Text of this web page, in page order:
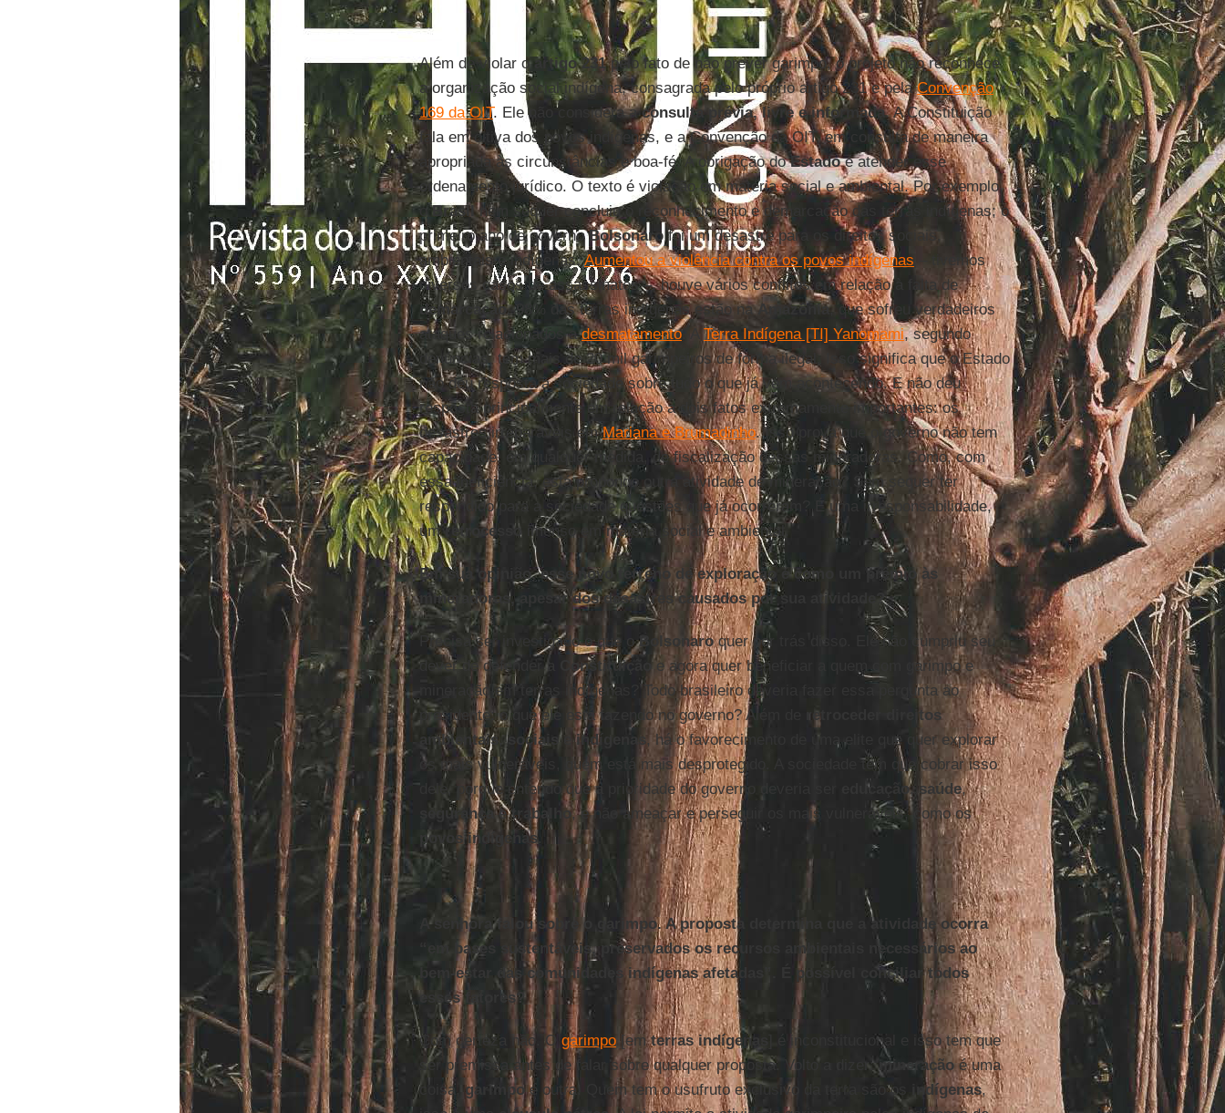
Além de violar oartigo 231pelo fato de não prever garimpo, o projeto não reconhece
a organização social indígena, consagrada pelo próprio artigo 231 e pelaConvenção
169 da OIT. Ele não considera aconsulta prévia, livre e informada. A Constituição
fala em oitiva dos povos indígenas, e a Convenção da OIT, em consulta de maneira
apropriada às circunstâncias e boa-fé. A obrigação doEstadoé atender esse
ordenamento jurídico. O texto é violação em matéria social e ambiental. Por exemplo,
oBrasilnem sequer concluiu o reconhecimento e demarcação das terras indígenas; o
primeiro ano de governoBolsonarofoi um desastre para os direitos sociais,
ambientais e indígenas.Aumentou a violência contra os povos indígenas – tivemos
diversos casos de assassinatos –, houve vários conflitos em relação à falta de
demarcação. 98% das terras indígenas estão naAmazônia, que sofreu verdadeiros
ataques relacionados adesmatamento. A Terra Indígena [TI] Yanomami, segundo
denúncias, tem mais de 20 mil garimpeiros de forma ilegal. Isso significa que o Estado
não deu resposta à sociedade sobre tudo o que já vem acontecendo. E não deu
resposta principalmente em relação a dois fatos extremamente importantes: os
desastres irreparáveis emMariana e Brumadinho. Isso prova que o governo não tem
capacidade, em qualquer medida, de fiscalização dessas mineradoras. Como, com
essa ineficiência, está propondo outra atividade de mineração? Sem sequer ter
respondido para a sociedade questões que já ocorreram? É uma irresponsabilidade,
umretrocesso imenso em matéria social e ambiental.
Em sua opinião, esse novo terreno de exploração é como um prêmio às
mineradoras, apesar dos desastres causados por sua atividade?
Precisa ser investigado o que oBolsonaroquer por trás disso. Ele não cumpriu seu
dever de defender a
Constituição
e agora quer beneficiar a quem com garimpo e
mineração em terras indígenas? Todo brasileiro deveria fazer essa pergunta ao
presidente: o que ele está fazendo no governo? Além de
retroceder direitos
ambientais ,sociaiseindígenas, há o favorecimento de uma elite que quer explorar
os mais vulneráveis, quem está mais desprotegido. A sociedade tem que cobrar isso
dele, porque entendo que a prioridade do governo deveria ser
educação, saúde,
segurançaetrabalho, e não ameaçar e perseguir os mais vulneráveis, como os
povos indígenas.
A senhora falou sobre o garimpo. A proposta determina que a atividade ocorra
“em bases sustentáveis, preservados os recursos ambientais necessários ao
bem-estar das comunidades indígenas afetadas”. É possível conciliar todos
esses fatores?
Com certeza não. O garimpo[emterras indígenas
] é inconstitucional e isso tem que
ser premissa antes de falar sobre qualquer proposta. Volto a dizer:mineraçãoé uma
coisa, garimpo é outra. Quem tem o usufruto exclusivo da terra são os indígenas,